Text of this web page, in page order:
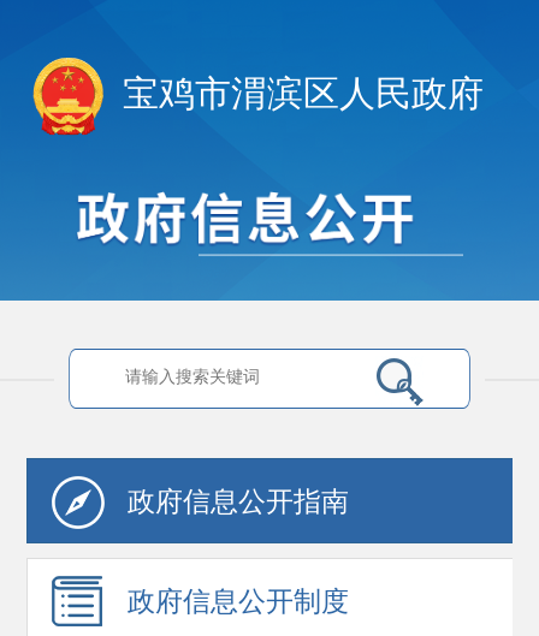
宝鸡市渭滨区人民政府
政府信息公开指南
政府信息公开制度